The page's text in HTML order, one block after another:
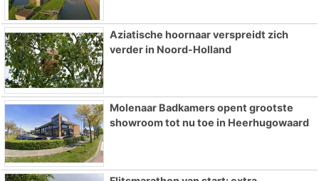
Aziatische hoornaar verspreidt zich
verder in Noord-Holland
Molenaar Badkamers opent grootste
showroom tot nu toe in Heerhugowaard